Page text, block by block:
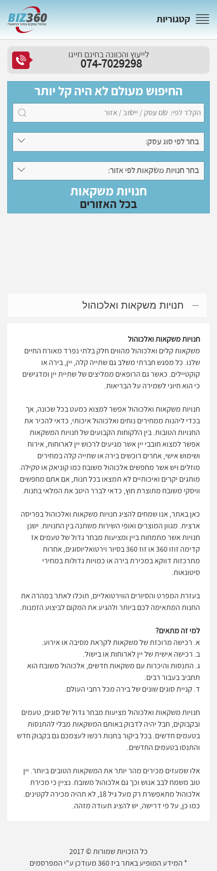
קטגוריות
לייעוץ והכוונה בחינם חייגו
074-7029298
החיפוש מעולם לא היה קל יותר
בחר לפי סוג עסק:
בחר חנויות משקאות לפי אזור:
חנויות משקאות
בכל האזורים
חנויות משקאות ואלכוהול
חנויות משקאות ואלכוהול
משקאות קלים ואלכוהול מהווים חלק בלתי נפרד מאורח החיים
שלנו. כל מפגש חברתי משלב גם שתייה קלה, יין, בירה או
קוקטיילים. כאשר גם הרופאים ממליצים של שתיית יין ומדגישים
כי הוא חיוני לשמירה על הבריאות.
חנויות משקאות ואלכוהול אפשר למצוא כמעט בכל שכונה, אך
בכדי ליהנות ממחירים נוחים ואלכוהול איכותי, כדאי להכיר את
החנויות הטובות. בין הלקוחות הקבועים של חנויות המשקאות
אפשר למצוא חובבי יין אשר מגיעים לרכוש יין לארוחות, אירוח
ושימוש אישי, אחרים רוכשים בירה או שתייה קלה במחירים
מוזלים ויש אשר מחפשים אלכוהול משובח כמו קוניאק או טקילה.
מותגים יקרים ואיכותיים לא תמצאו בכל חנות, אם אתם מחפשים
וויסקי משובח מתוצרת חוץ, כדאי לברר היטב את המלאי בחנות.
כאן באתר, אנו שמחים להציג חנויות משקאות ואלכוהול בפריסה
ארצית. מגוון המוצרים ואופי השירות משתנה בין החנויות. ישנן
חנויות אשר מתמחות ביין ומציעות מבחר גדול של טעמים אז
קדימה זוזו 360 או זוז 360 בסיור וירטואליוסוגים, אחרות
מתרכזות דווקא במכירת בירה או כמויות גדולות במחירי
סיטונאות.
בעזרת המפרט והסיורים הווירטואליים, תוכלו לאתר במהרה את
החנות המתאימה לכם ביותר ולהגיע את המקום לביצוע הזמנות.
למי זה מתאים?
א. רכישה מרוכזת של משקאות לקראת מסיבה או אירוע.
ב. רכישה אישית של יין לארוחות או בישול.
ג. התנסות והיכרות עם משקאות חדשים, אלכוהול משובח הוא
תחביב בעבור רבים.
ד. קניית סוגים שונים של בירה מכל רחבי העולם.
חנויות משקאות ואלכוהול מציעות מבחר גדול של סוגים, טעמים
ובקבוקים, חבל יהיה לדבוק באותם המשקאות מבלי להתנסות
בטעמים חדשים. בכל ביקור בחנות רכשו לעצמכם גם בקבוק חדש
והתנסו בטעמים החדשים.
אלו שמעזים מכירים מהר יותר את המשקאות הטובים ביותר. יין
טוב משמח לבב אנוש וכך גם אלכוהול משובח. נציין כי מכירת
אלכוהול מתאפשרת רק מעל גיל 18, לא תהיה מכירה לקטינים.
כמו כן, על פי דרישה, יש להציג תעודה מזהה.
כל הזכויות שמורות © 2017
* המידע המופיע באתר ביז 360 מעודכן ע"י המפרסמים